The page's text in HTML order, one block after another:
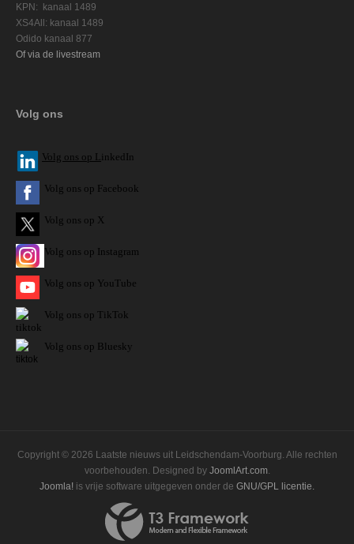
KPN: kanaal 1489
XS4All: kanaal 1489
Odido kanaal 877
Of via de livestream
Volg ons
Volg ons op L inkedIn
Volg ons op Facebook
Volg ons op X
Volg ons op Instagram
Volg ons op YouTube
Volg ons op TikTok
Volg ons op Bluesky
Copyright © 2026 Laatste nieuws uit Leidschendam-Voorburg. Alle rechten
voorbehouden. Designed by JoomlArt.com.
Joomla! is vrije software uitgegeven onder de GNU/GPL licentie.